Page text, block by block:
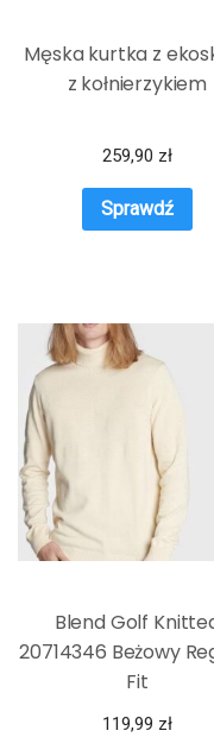
Męska kurtka z
z kołnierzykiem
259,90 zł
Sprawdź
Blend Golf
20714346 Beżowy
Fit
119,99 zł